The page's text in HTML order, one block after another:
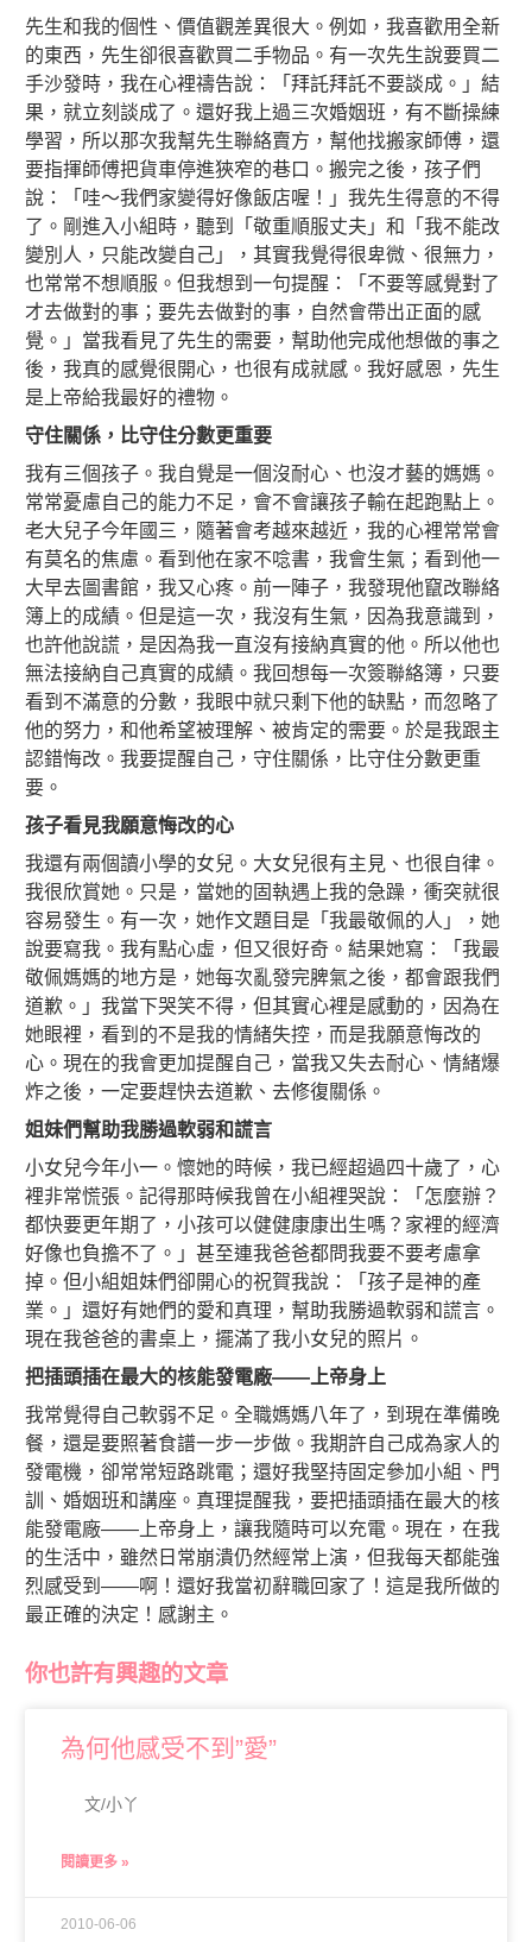
先生和我的個性、價值觀差異很大。例如，我喜歡用全新
的東西，先生卻很喜歡買二手物品。有一次先生說要買二
手沙發時，我在心裡禱告說：「拜託拜託不要談成。」結
果，就立刻談成了。還好我上過三次婚姻班，有不斷操練
學習，所以那次我幫先生聯絡賣方，幫他找搬家師傅，還
要指揮師傅把貨車停進狹窄的巷口。搬完之後，孩子們
說：「哇～我們家變得好像飯店喔！」我先生得意的不得
了。剛進入小組時，聽到「敬重順服丈夫」和「我不能改
變別人，只能改變自己」，其實我覺得很卑微、很無力，
也常常不想順服。但我想到一句提醒：「不要等感覺對了
才去做對的事；要先去做對的事，自然會帶出正面的感
覺。」當我看見了先生的需要，幫助他完成他想做的事之
後，我真的感覺很開心，也很有成就感。我好感恩，先生
是上帝給我最好的禮物。
守住關係，比守住分數更重要
我有三個孩子。我自覺是一個沒耐心、也沒才藝的媽媽。
常常憂慮自己的能力不足，會不會讓孩子輸在起跑點上。
老大兒子今年國三，隨著會考越來越近，我的心裡常常會
有莫名的焦慮。看到他在家不唸書，我會生氣；看到他一
大早去圖書館，我又心疼。前一陣子，我發現他竄改聯絡
簿上的成績。但是這一次，我沒有生氣，因為我意識到，
也許他說謊，是因為我一直沒有接納真實的他。所以他也
無法接納自己真實的成績。我回想每一次簽聯絡簿，只要
看到不滿意的分數，我眼中就只剩下他的缺點，而忽略了
他的努力，和他希望被理解、被肯定的需要。於是我跟主
認錯悔改。我要提醒自己，守住關係，比守住分數更重
要。
孩子看見我願意悔改的心
我還有兩個讀小學的女兒。大女兒很有主見、也很自律。
我很欣賞她。只是，當她的固執遇上我的急躁，衝突就很
容易發生。有一次，她作文題目是「我最敬佩的人」，她
說要寫我。我有點心虛，但又很好奇。結果她寫：「我最
敬佩媽媽的地方是，她每次亂發完脾氣之後，都會跟我們
道歉。」我當下哭笑不得，但其實心裡是感動的，因為在
她眼裡，看到的不是我的情緒失控，而是我願意悔改的
心。現在的我會更加提醒自己，當我又失去耐心、情緒爆
炸之後，一定要趕快去道歉、去修復關係。
姐妹們幫助我勝過軟弱和謊言
小女兒今年小一。懷她的時候，我已經超過四十歲了，心
裡非常慌張。記得那時候我曾在小組裡哭說：「怎麼辦？
都快要更年期了，小孩可以健健康康出生嗎？家裡的經濟
好像也負擔不了。」甚至連我爸爸都問我要不要考慮拿
掉。但小組姐妹們卻開心的祝賀我說：「孩子是神的產
業。」還好有她們的愛和真理，幫助我勝過軟弱和謊言。
現在我爸爸的書桌上，擺滿了我小女兒的照片。
把插頭插在最大的核能發電廠——上帝身上
我常覺得自己軟弱不足。全職媽媽八年了，到現在準備晚
餐，還是要照著食譜一步一步做。我期許自己成為家人的
發電機，卻常常短路跳電；還好我堅持固定參加小組、門
訓、婚姻班和講座。真理提醒我，要把插頭插在最大的核
能發電廠——上帝身上，讓我隨時可以充電。現在，在我
的生活中，雖然日常崩潰仍然經常上演，但我每天都能強
烈感受到——啊！還好我當初辭職回家了！這是我所做的
最正確的決定！感謝主。
你也許有興趣的文章
為何他感受不到”愛”
文/小丫
閱讀更多 »
2010-06-06